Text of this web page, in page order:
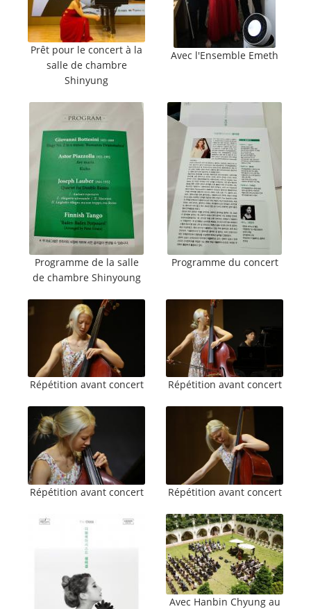
Prêt pour le concert à la
salle de chambre
Shinyung
Avec l'Ensemble Emeth
Programme de la salle
de chambre Shinyoung
Programme du concert
Répétition avant concert Répétition avant concert
Répétition avant concert Répétition avant concert
Avec Hanbin Chyung au